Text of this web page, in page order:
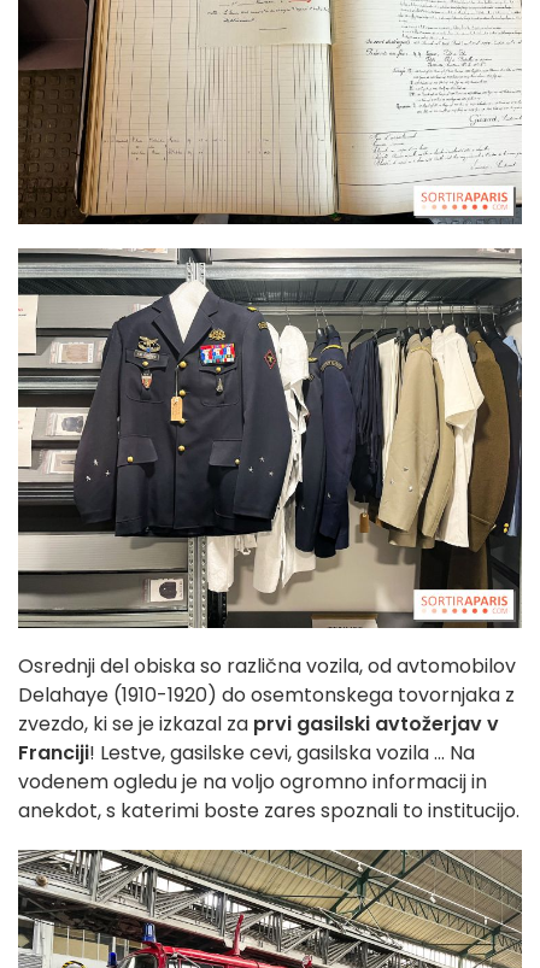
Osrednji del obiska so različna vozila, od avtomobilov
Delahaye (1910-1920) do osemtonskega tovornjaka z
zvezdo, ki se je izkazal za prvi gasilski avtožerjav v
Franciji! Lestve, gasilske cevi, gasilska vozila ... Na
vodenem ogledu je na voljo ogromno informacij in
anekdot, s katerimi boste zares spoznali to institucijo.